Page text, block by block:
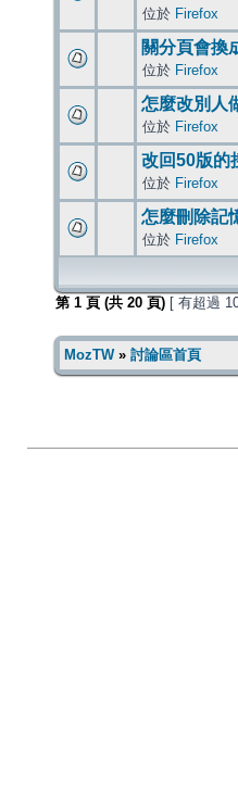
位於 Firefox
關分頁會換
位於 Firefox
怎麼改別人
位於 Firefox
改回50版的
位於 Firefox
怎麼刪除記
位於 Firefox
第 1 頁 (共 20 頁) [ 有超過
MozTW» 討論區首頁